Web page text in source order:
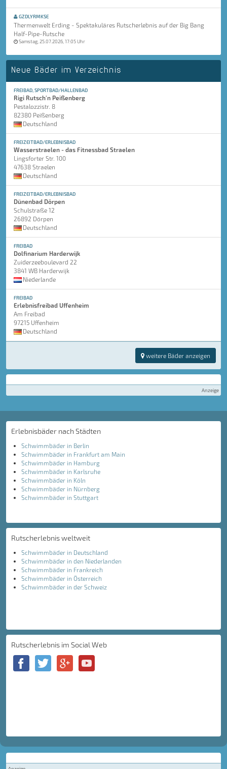
GZDLYRMKSE
Thermenwelt Erding - Spektakuläres Rutscherlebnis auf der Big Bang
Half-Pipe-Rutsche
Samstag, 25.07.2026, 17:05 Uhr
Neue Bäder im Verzeichnis
FREIBAD, SPORTBAD/HALLENBAD
Rigi Rutsch'n Peißenberg
Pestalozzistr. 8
82380 Peißenberg
Deutschland
FREIZEITBAD/ERLEBNISBAD
Wasserstraelen - das Fitnessbad Straelen
Lingsforter Str. 100
47638 Straelen
Deutschland
FREIZEITBAD/ERLEBNISBAD
Dünenbad Dörpen
Schulstraße 12
26892 Dörpen
Deutschland
FREIBAD
Dolfinarium Harderwijk
Zuiderzeeboulevard 22
3841 WB Harderwijk
Niederlande
FREIBAD
Erlebnisfreibad Uffenheim
Am Freibad
97215 Uffenheim
Deutschland
weitere Bäder anzeigen
Anzeige
Erlebnisbäder nach Städten
Schwimmbäder in Berlin
Schwimmbäder in Frankfurt am Main
Schwimmbäder in Hamburg
Schwimmbäder in Karlsruhe
Schwimmbäder in Köln
Schwimmbäder in Nürnberg
Schwimmbäder in Stuttgart
Rutscherlebnis weltweit
Schwimmbäder in Deutschland
Schwimmbäder in den Niederlanden
Schwimmbäder in Frankreich
Schwimmbäder in Österreich
Schwimmbäder in der Schweiz
Rutscherlebnis im Social Web